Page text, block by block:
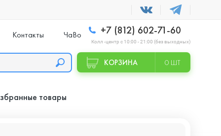
Контакты ЧаВо +7 (812) 602-71-60
Колл -центр с 10:00 - 21:00 (без выходных)
КОРЗИНА 0 ШТ
товары